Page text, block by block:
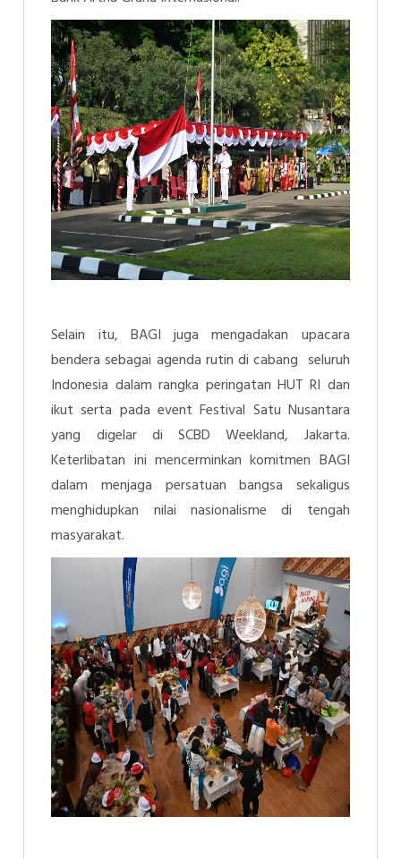
Selain itu, BAGI juga mengadakan upacara
bendera sebagai agenda rutin di cabang seluruh
Indonesia dalam rangka peringatan HUT RI dan
ikut serta pada event Festival Satu Nusantara
yang digelar di SCBD Weekland, Jakarta.
Keterlibatan ini mencerminkan komitmen BAGI
dalam menjaga persatuan bangsa sekaligus
menghidupkan nilai nasionalisme di tengah
masyarakat.